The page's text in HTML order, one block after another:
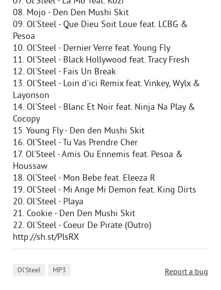
08. Mojo - Den Den Mushi Skit
09. Ol'Steel - Que Dieu Soit Loue feat. LCBG &
Pesoa
10. Ol'Steel - Dernier Verre feat. Young Fly
11. Ol'Steel - Black Hollywood feat. Tracy Fresh
12. Ol'Steel - Fais Un Break
13. Ol'Steel - Loin d'ici Remix feat. Vinkey, Wylx &
Layonson
14. Ol'Steel - Blanc Et Noir feat. Ninja Na Play &
Cocopy
15. Young Fly - Den den Mushi Skit
16. Ol'Steel - Tu Vas Prendre Cher
17. Ol'Steel - Amis Ou Ennemis feat. Pesoa &
Houssaw
18. Ol'Steel - Mon Bebe feat. Eleeza R
19. Ol'Steel - Mi Ange Mi Demon feat. King Dirts
20. Ol'Steel - Playa
21. Cookie - Den Den Mushi Skit
22. Ol'Steel - Coeur De Pirate (Outro)
http://sh.st/PlsRX
Report a bug
Ol'Steel MP3